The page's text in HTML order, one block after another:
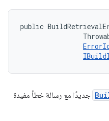
public
جديدًا مع رسالة خطأ مفيدة